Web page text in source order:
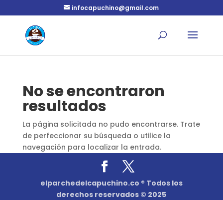
infocapuchino@gmail.com
No se encontraron
resultados
La página solicitada no pudo encontrarse. Trate
de perfeccionar su búsqueda o utilice la
navegación para localizar la entrada.
elparchedelcapuchino.co ® Todos los
derechos reservados © 2025